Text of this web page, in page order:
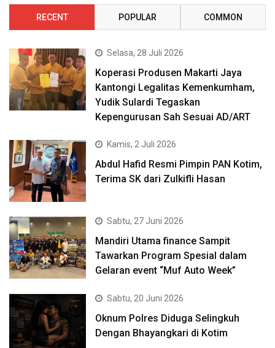
RECENT POPULAR COMMON
Selasa, 28 Juli 2026
Koperasi Produsen Makarti Jaya
Kantongi Legalitas Kemenkumham,
Yudik Sulardi Tegaskan
Kepengurusan Sah Sesuai AD/ART
Kamis, 2 Juli 2026
Abdul Hafid Resmi Pimpin PAN Kotim,
Terima SK dari Zulkifli Hasan
Sabtu, 27 Juni 2026
Mandiri Utama finance Sampit
Tawarkan Program Spesial dalam
Gelaran event “Muf Auto Week”
Sabtu, 20 Juni 2026
Oknum Polres Diduga Selingkuh
Dengan Bhayangkari di Kotim